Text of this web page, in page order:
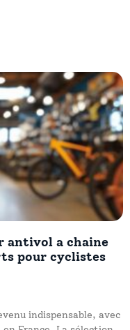
antivol a chaine
pour cyclistes
indispensable, avec